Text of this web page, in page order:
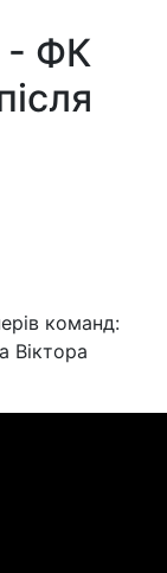
- ФК
команд:
Віктора